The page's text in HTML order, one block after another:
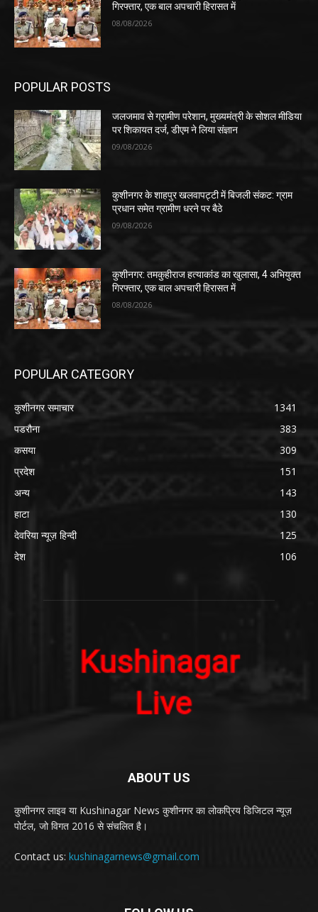
गिरफ्तार, एक बाल अपचारी हिरासत में
08/08/2026
POPULAR POSTS
जलजमाव से ग्रामीण परेशान, मुख्यमंत्री के सोशल मीडिया
पर शिकायत दर्ज, डीएम ने लिया संज्ञान
09/08/2026
कुशीनगर के शाहपुर खलवापट्टी में बिजली संकट: ग्राम
प्रधान समेत ग्रामीण धरने पर बैठे
09/08/2026
कुशीनगर: तमकुहीराज हत्याकांड का खुलासा, 4 अभियुक्त
गिरफ्तार, एक बाल अपचारी हिरासत में
08/08/2026
POPULAR CATEGORY
कुशीनगर समाचार
1341
पडरौना
383
कसया
309
प्रदेश
151
अन्य
143
हाटा
130
देवरिया न्यूज़ हिन्दी
125
देश
106
ABOUT US
कुशीनगर लाइव या Kushinagar News कुशीनगर का लोकप्रिय डिजिटल न्यूज़
पोर्टल, जो विगत 2016 से संचलित है।
Contact us: kushinagarnews@gmail.com